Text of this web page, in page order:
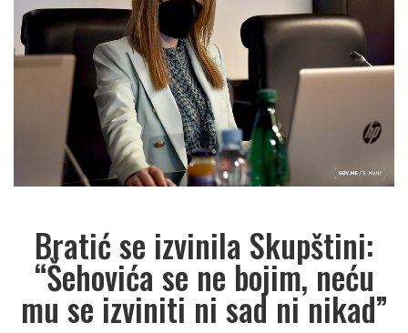
Bratić se izvinila Skupštini:
“Šehovića se ne bojim, neću
mu se izviniti ni sad ni nikad”